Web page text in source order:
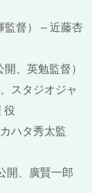
監督） – 近藤杏
、英勉監督）
スタジオジャ
役
ハタ秀太監
開、廣賢一郎